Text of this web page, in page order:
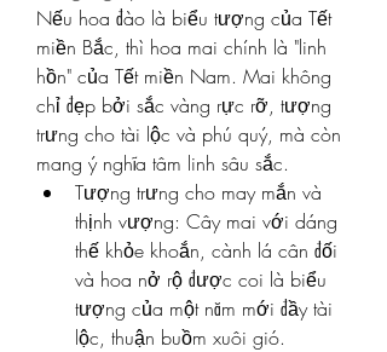
Nếu hoa đào là biểu tượng của Tết
miền Bắc, thì hoa mai chính là "linh
hồn" của Tết miền Nam. Mai không
chỉ đẹp bởi sắc vàng rực rỡ, tượng
trưng cho tài lộc và phú quý, mà còn
mang ý nghĩa tâm linh sâu sắc.
Tượng trưng cho may mắn và
thịnh vượng: Cây mai với dáng
thế khỏe khoắn, cành lá cân đối
và hoa nở rộ được coi là biểu
tượng của một năm mới đầy tài
lộc, thuận buồm xuôi gió.